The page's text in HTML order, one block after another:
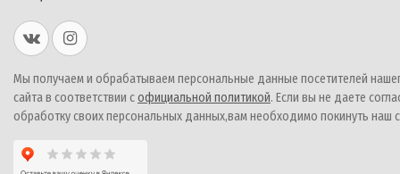
Мы получаем и обрабатываем персональные данные посетителей
сайта в соответствии софициальной политикой. Если вы не даете
обработку своих персональных данных,вам необходимо покинуть наш